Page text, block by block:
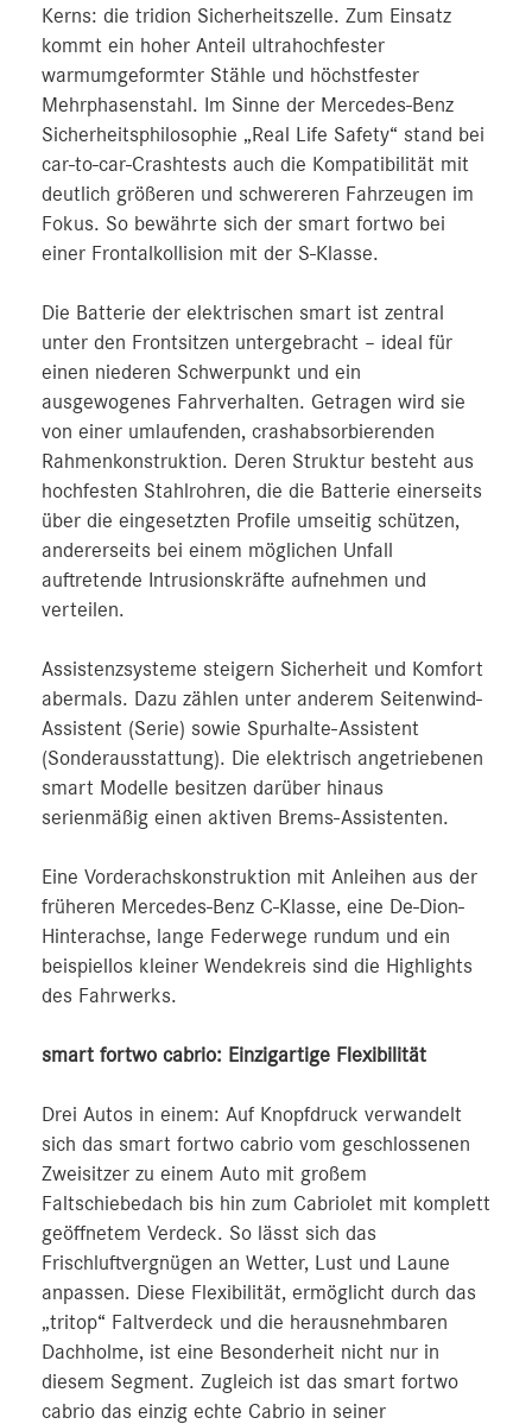
Kerns: die tridion Sicherheitszelle. Zum Einsatz
kommt ein hoher Anteil ultrahochfester
warmumgeformter Stähle und höchstfester
Mehrphasenstahl. Im Sinne der Mercedes-Benz
Sicherheitsphilosophie „Real Life Safety“ stand bei
car-to-car-Crashtests auch die Kompatibilität mit
deutlich größeren und schwereren Fahrzeugen im
Fokus. So bewährte sich der smart fortwo bei
einer Frontalkollision mit der S‑Klasse.
Die Batterie der elektrischen smart ist zentral
unter den Frontsitzen untergebracht – ideal für
einen niederen Schwerpunkt und ein
ausgewogenes Fahrverhalten. Getragen wird sie
von einer umlaufenden, crashabsorbierenden
Rahmenkonstruktion. Deren Struktur besteht aus
hochfesten Stahlrohren, die die Batterie einerseits
über die eingesetzten Profile umseitig schützen,
andererseits bei einem möglichen Unfall
auftretende Intrusionskräfte aufnehmen und
verteilen.
Assistenzsysteme steigern Sicherheit und Komfort
abermals. Dazu zählen unter anderem Seitenwind-
Assistent (Serie) sowie Spurhalte-Assistent
(Sonderausstattung). Die elektrisch angetriebenen
smart Modelle besitzen darüber hinaus
serienmäßig einen aktiven Brems-Assistenten.
Eine Vorderachskonstruktion mit Anleihen aus der
früheren Mercedes‑Benz C-Klasse, eine De-Dion-
Hinterachse, lange Federwege rundum und ein
beispiellos kleiner Wendekreis sind die Highlights
des Fahrwerks.
smart fortwo cabrio: Einzigartige Flexibilität
Drei Autos in einem: Auf Knopfdruck verwandelt
sich das smart fortwo cabrio vom geschlossenen
Zweisitzer zu einem Auto mit großem
Faltschiebedach bis hin zum Cabriolet mit komplett
geöffnetem Verdeck. So lässt sich das
Frischluftvergnügen an Wetter, Lust und Laune
anpassen. Diese Flexibilität, ermöglicht durch das
„tritop“ Faltverdeck und die herausnehmbaren
Dachholme, ist eine Besonderheit nicht nur in
diesem Segment. Zugleich ist das smart fortwo
cabrio das einzig echte Cabrio in seiner